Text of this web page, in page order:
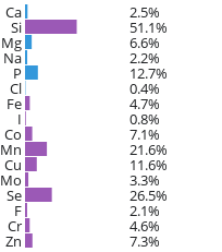
Ca 2.5%
Si 51.1%
Mg 6.6%
Na 2.2%
P 12.7%
Cl 0.4%
Fe 4.7%
I 0.8%
Co 7.1%
Mn 21.6%
Cu 11.6%
Mo 3.3%
Se 26.5%
F 2.1%
Cr 4.6%
Zn 7.3%